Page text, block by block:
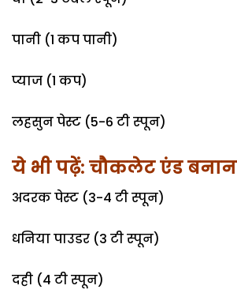
पानी (1 कप पानी)
प्याज (1 कप)
लहसुन पेस्ट (5-6 टी स्पून)
ये भी पढ़ें: चौकलेट एंड
अदरक पेस्ट (3-4 टी स्पून)
धनिया पाउडर (3 टी स्पून)
दही (4 टी स्पून)